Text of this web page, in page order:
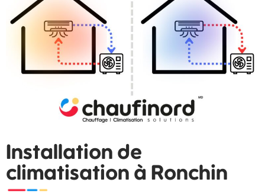
Installation de
climatisation à Ronchin